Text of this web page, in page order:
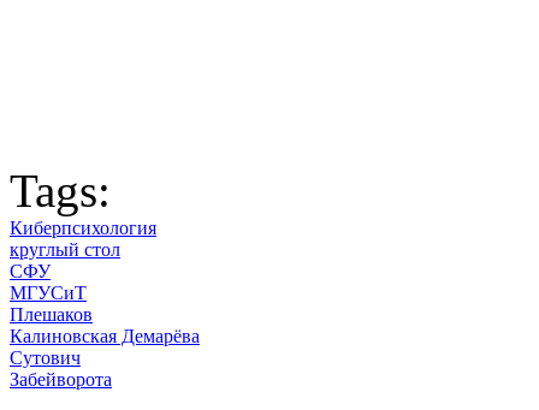
Tags:
Киберпсихология
круглый стол
СФУ
МГУСиТ
Плешаков
Калиновская Демарёва
Сутович
Забейворота